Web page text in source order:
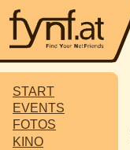
START
EVENTS
FOTOS
KINO